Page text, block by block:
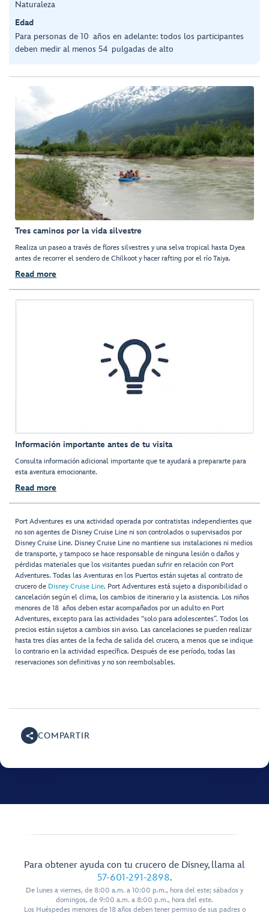
Naturaleza
Edad
Para personas de 10 años en adelante: todos los participantes
deben medir al menos 54 pulgadas de alto
Tres caminos por la vida silvestre
Realiza un paseo a través de flores silvestres y una selva tropical hasta Dyea
antes de recorrer el sendero de Chilkoot y hacer rafting por el río Taiya.
Read more
Información importante antes de tu visita
Consulta información adicional importante que te ayudará a prepararte para
esta aventura emocionante.
Read more
Port Adventures es una actividad operada por contratistas independientes que
no son agentes de Disney Cruise Line ni son controlados o supervisados por
Disney Cruise Line. Disney Cruise Line no mantiene sus instalaciones ni medios
de transporte, y tampoco se hace responsable de ninguna lesión o daños y
pérdidas materiales que los visitantes puedan sufrir en relación con Port
Adventures. Todas las Aventuras en los Puertos están sujetas al contrato de
crucero de Disney Cruise Line. Port Adventures está sujeto a disponibilidad o
cancelación según el clima, los cambios de itinerario y la asistencia. Los niños
menores de 18 años deben estar acompañados por un adulto en Port
Adventures, excepto para las actividades “solo para adolescentes”. Todos los
precios están sujetos a cambios sin aviso. Las cancelaciones se pueden realizar
hasta tres días antes de la fecha de salida del crucero, a menos que se indique
lo contrario en la actividad específica. Después de ese período, todas las
reservaciones son definitivas y no son reembolsables.
COMPARTIR
Para obtener ayuda con tu crucero de Disney, llama al
57-601-291-2898.
De lunes a viernes, de 8:00 a.m. a 10:00 p.m., hora del este; sábados y
domingos, de 9:00 a.m. a 8:00 p.m., hora del este.
Los Huéspedes menores de 18 años deben tener permiso de sus padres o